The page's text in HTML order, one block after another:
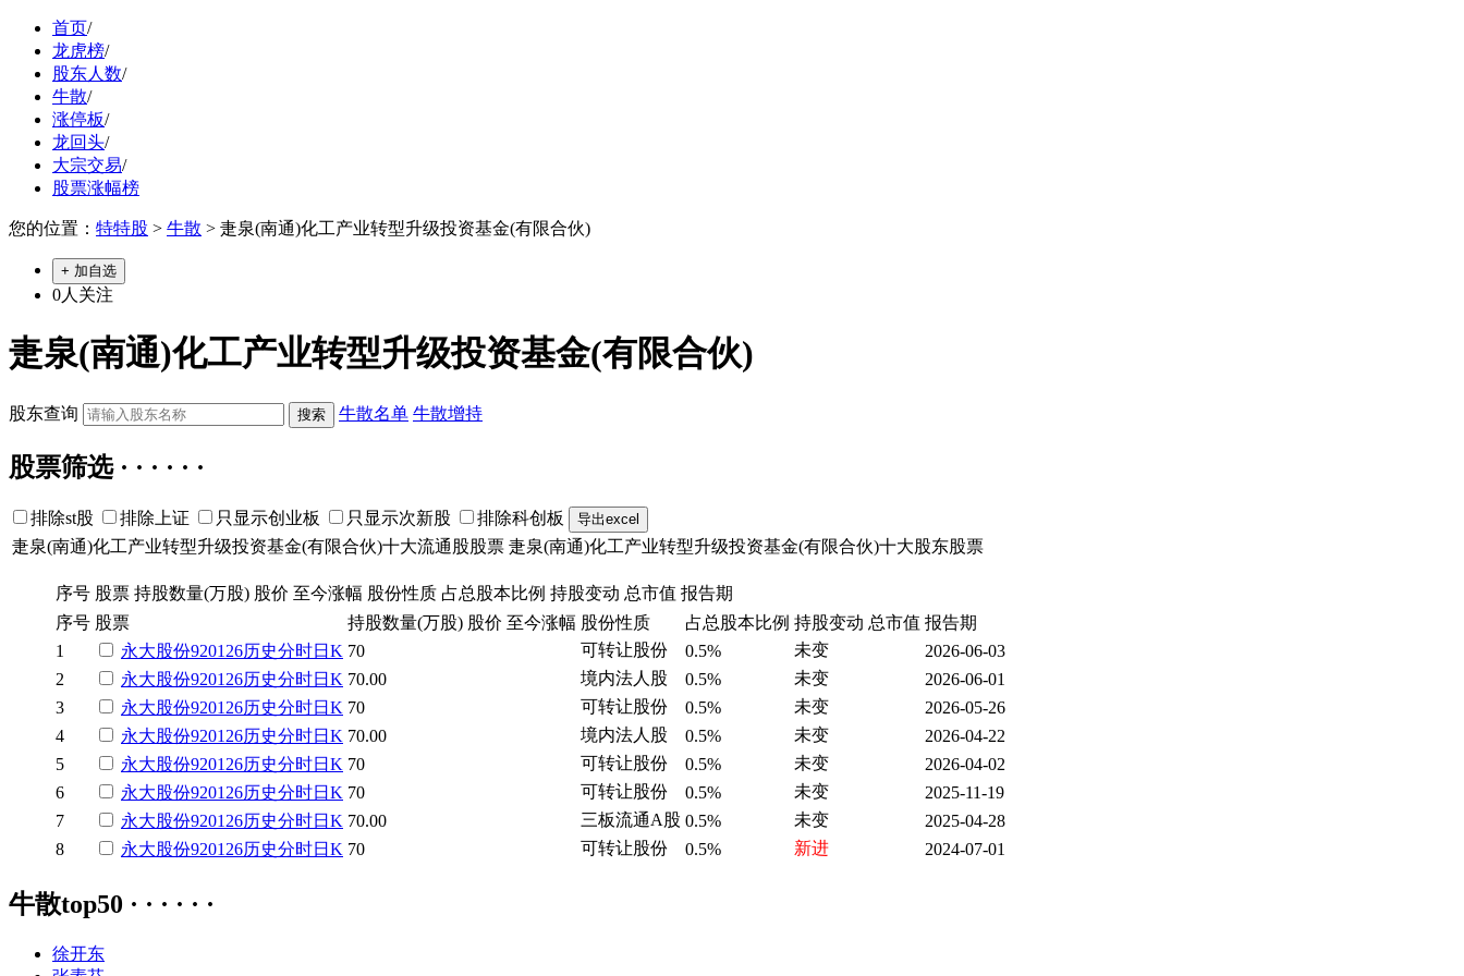
首页/
龙虎榜/
股东人数/
牛散/
涨停板/
龙回头/
大宗交易/
股票涨幅榜
您的位置： 特特股 > 牛散 > 疌泉(南通)化工产业转型升级投资基金(有限合伙)
+ 加自选
0人关注
疌泉(南通)化工产业转型升级投资基金(有限合伙)
股东查询 牛散名单 牛散增持
股票筛选 · · · · · ·
排除st股 排除上证 只显示创业板 只显示次新股
排除科创板
疌泉(南通)化工产业转型升级投资基金(有限合伙)十大流通股股票 疌泉(南通)化工产业转型升级投资基金(有限合伙)十大股东股票
序号 股票 持股数量(万股) 股价 至今涨幅 股份性质 占总股本比例 持股变动 总市值 报告期
序号 股票 持股数量(万股) 股价 至今涨幅 股份性质 占总股本比例 持股变动 总市值 报告期
1
永大股份920126历史分时日K 70 可转让股份 0.5% 未变
2026-06-03
2
永大股份920126历史分时日K 70.00 境内法人股 0.5% 未变
2026-06-01
3
永大股份920126历史分时日K 70 可转让股份 0.5% 未变
2026-05-26
4
永大股份920126历史分时日K 70.00 境内法人股 0.5% 未变
2026-04-22
5
永大股份920126历史分时日K 70 可转让股份 0.5% 未变
2026-04-02
6
永大股份920126历史分时日K 70 可转让股份 0.5% 未变
2025-11-19
7
永大股份920126历史分时日K 70.00 三板流通A股 0.5% 未变
2025-04-28
8
永大股份920126历史分时日K 70 可转让股份 0.5% 新进 2024-07-01
牛散top50 · · · · · ·
徐开东